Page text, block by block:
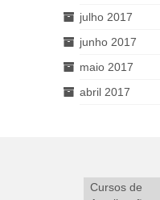
julho 2017
junho 2017
maio 2017
abril 2017
Cursos de